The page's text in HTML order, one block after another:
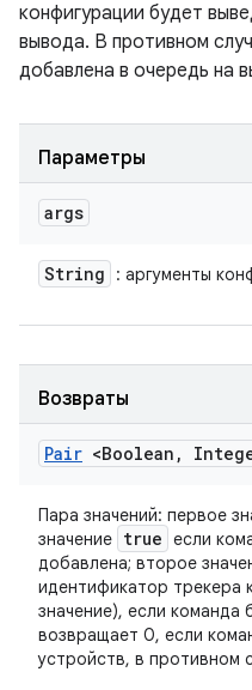
конфигурации будет
вывода. В противном
добавлена ​​в очередь на
Параметры
args
String : аргументы
Возвраты
Pair <Boolean ,
Пара значений: первое
значение true если
добавлена; второе
идентификатор трекера
значение), если команда
возвращает 0, если
устройств, в противном